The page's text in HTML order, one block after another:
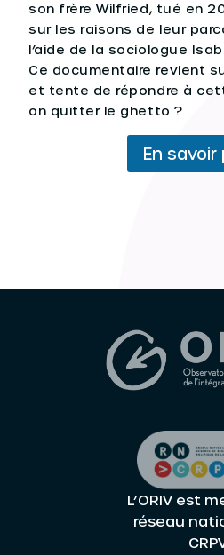
son frère Wilfried, tué en
sur les raisons de leur
l’aide de la sociologue
Ce documentaire revient
et tente de répondre à
on quitter le ghetto ?
En savoir
L’ORIV est
réseau